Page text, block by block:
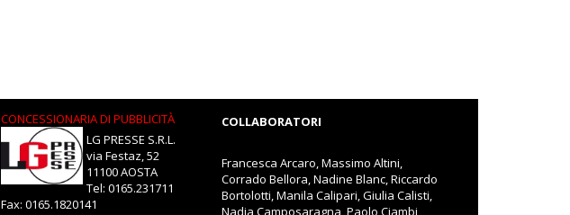
CONCESSIONARIA DI PUBBLICITÀ
LG PRESSE S.R.L.
via Festaz, 52
11100 AOSTA
Tel: 0165.231711
Fax: 0165.1820141
COLLABORATORI
Francesca Arcaro, Massimo Altini,
Corrado Bellora, Nadine Blanc, Riccardo
Bortolotti, Manila Calipari, Giulia Calisti,
Nadia Camposaragna, Paolo Ciambi,